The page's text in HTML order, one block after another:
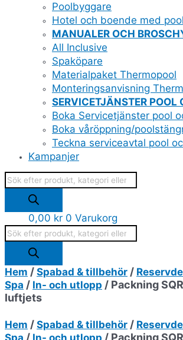
Poolbyggare
Hotel och boende med
MANUALER OCH
All Inclusive
Spaköpare
Materialpaket Thermopool
Monteringsanvisning
SERVICETJÄNSTER POOL
Boka Servicetjänster pool
Boka våröppning/
Teckna serviceavtal pool
Kampanjer
0,00 kr 0 Varukorg
Hem / Spabad & tillbehör /
Spa / In- och utlopp / Packning
luftjets
Hem / Spabad & tillbehör /
Spa / In- och utlopp / Packning